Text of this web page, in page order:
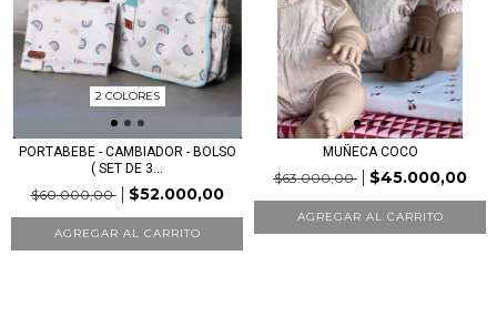
2 COLORES
PORTABEBE - CAMBIADOR - BOLSO
( SET DE 3...
$60.000,00 $52.000,00
AGREGAR AL CARRITO
MUÑECA COCO
$63.000,00 $45.000,00
AGREGAR AL CARRITO